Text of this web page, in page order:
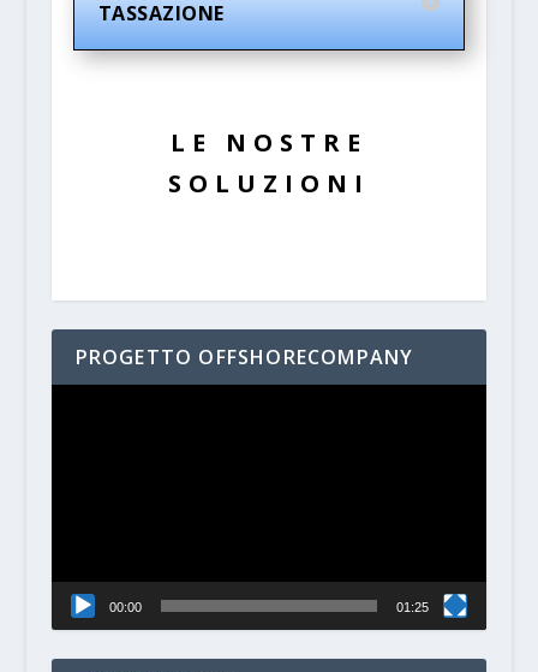
TASSAZIONE
LE NOSTRE
SOLUZIONI
PROGETTO OFFSHORECOMPANY
00:00 01:25